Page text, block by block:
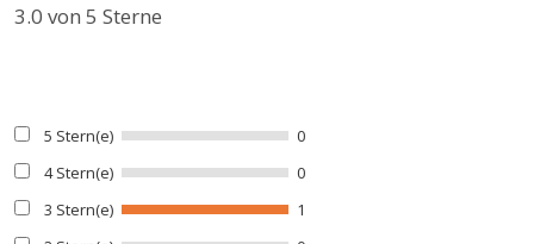
3.0 von 5 Sterne
5 Stern(e)
0
4 Stern(e)
0
3 Stern(e)
1